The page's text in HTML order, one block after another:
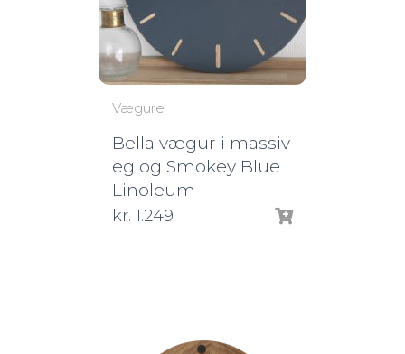
Vægure
Bella vægur i massiv
eg og Smokey Blue
Linoleum
kr. 1.249